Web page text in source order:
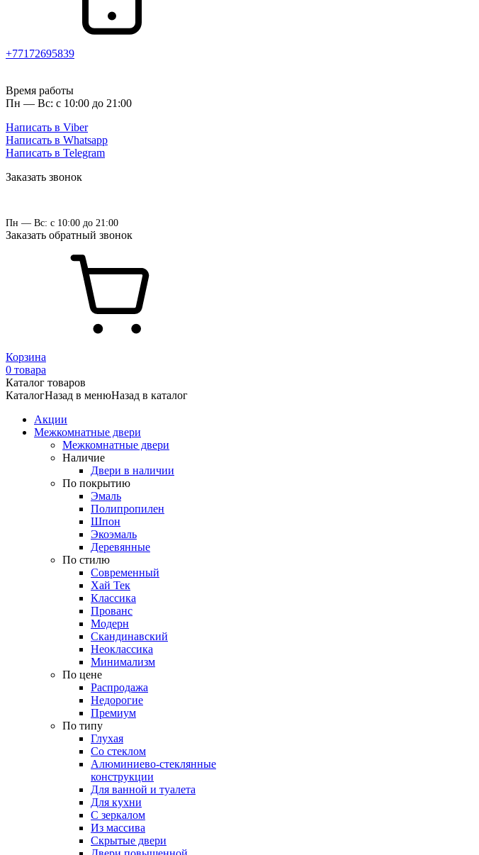
+77172695839
Время работы
Пн — Вс: с 10:00 до 21:00
Написать в Viber
Написать в Whatsapp
Написать в Telegram
Заказать звонок
Пн — Вс: с 10:00 до 21:00
Заказать обратный звонок
Корзина
0 товара
Каталог товаров
КаталогНазад в менюНазад в каталог
Акции
Межкомнатные двери
Межкомнатные двери
Наличие
Двери в наличии
По покрытию
Эмаль
Полипропилен
Шпон
Экоэмаль
Деревянные
По стилю
Современный
Хай Тек
Классика
Прованс
Модерн
Скандинавский
Неоклассика
Минимализм
По цене
Распродажа
Недорогие
Премиум
По типу
Глухая
Со стеклом
Алюминиево-стеклянные
конструкции
Для ванной и туалета
Для кухни
С зеркалом
Из массива
Скрытые двери